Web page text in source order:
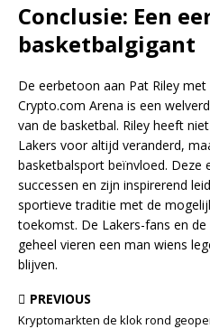
Conclusie: Een
basketbalgigant
De eerbetoon aan Pat Riley
Crypto.com Arena is een
van de basketbal. Riley heeft
Lakers voor altijd veranderd,
basketbalsport beïnvloed. Deze
successen en zijn inspirerend
sportieve traditie met de
toekomst. De Lakers-fans en
geheel vieren een man wiens
blijven.
PREVIOUS
Kryptomarkten de klok rond